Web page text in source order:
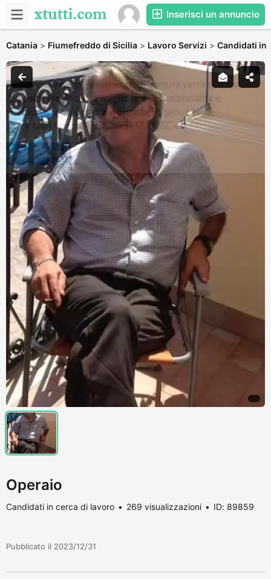
Inserisci un annuncio
Catania > Fiumefreddo di Sicilia > Lavoro Servizi > Candidati in
Operaio
Candidati in cerca di lavoro 269 visualizzazioni ID: 89859
Pubblicato il 2023/12/31